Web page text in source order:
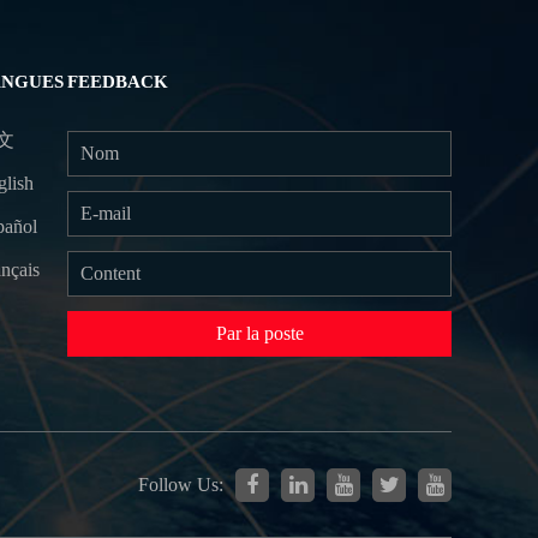
FEEDBACK
Par la poste
Follow Us: